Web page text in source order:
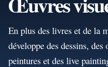
En plus des livres et de la
développe des dessins,
peintures et des live